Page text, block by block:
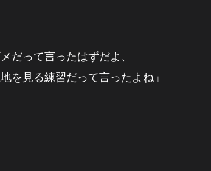
だって言ったはずだよ、
を見る練習だって言ったよね」